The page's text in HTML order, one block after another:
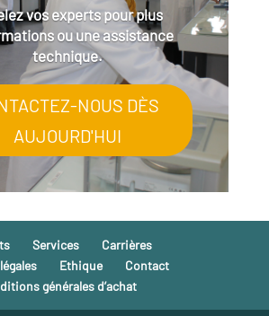
vos experts pour plus
ou une assistance
technique.
NOUS DÈS
AUJOURD'HUI
Services
Carrières
Ethique
Contact
générales d’achat